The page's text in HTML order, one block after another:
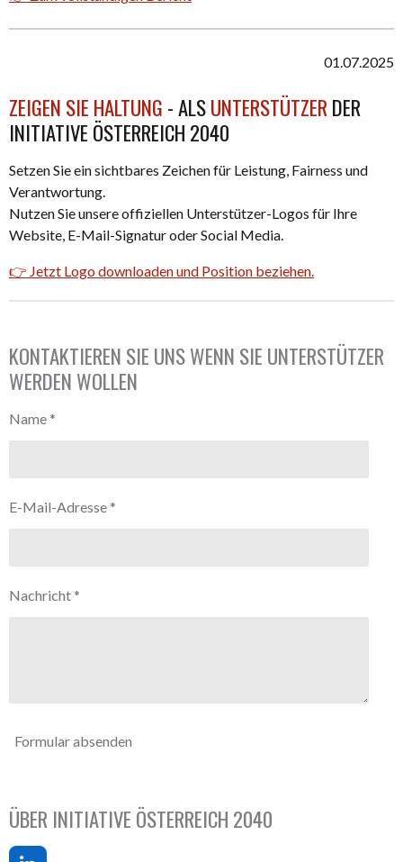
01.07.2025
ZEIGEN SIE HALTUNG - ALSUNTERSTÜTZERDER
INITIATIVE ÖSTERREICH 2040
Setzen Sie ein sichtbares Zeichen für Leistung, Fairness und
Verantwortung.
Nutzen Sie unsere offiziellen Unterstützer-Logos für Ihre
Website, E-Mail-Signatur oder Social Media.
👉 Jetzt Logo downloaden und Position beziehen.
KONTAKTIEREN SIE UNS WENN SIE UNTERSTÜTZER
WERDEN WOLLEN
Name *
E-Mail-Adresse *
Nachricht *
Formular absenden
ÜBER INITIATIVE ÖSTERREICH 2040